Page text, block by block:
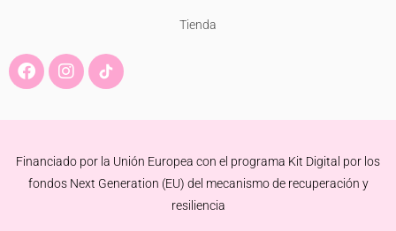
Tienda
F
a
e
o
k
I
n
t
r
a
Financiado por la Unión Europea con el programa Kit Digital por los
fondos Next Generation (EU) del mecanismo de recuperación y
resiliencia